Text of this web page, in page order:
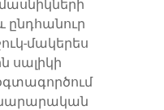
ընդհանուր
մակերես
սալիկի